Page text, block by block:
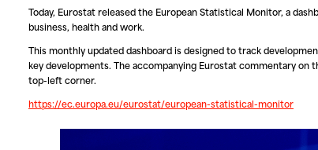
Today, Eurostat released the European Statistical Monitor, a
business, health and work.
This monthly updated dashboard is designed to track
key developments. The accompanying Eurostat commentary
top-left corner.
https://ec.europa.eu/eurostat/european-statistical-monitor